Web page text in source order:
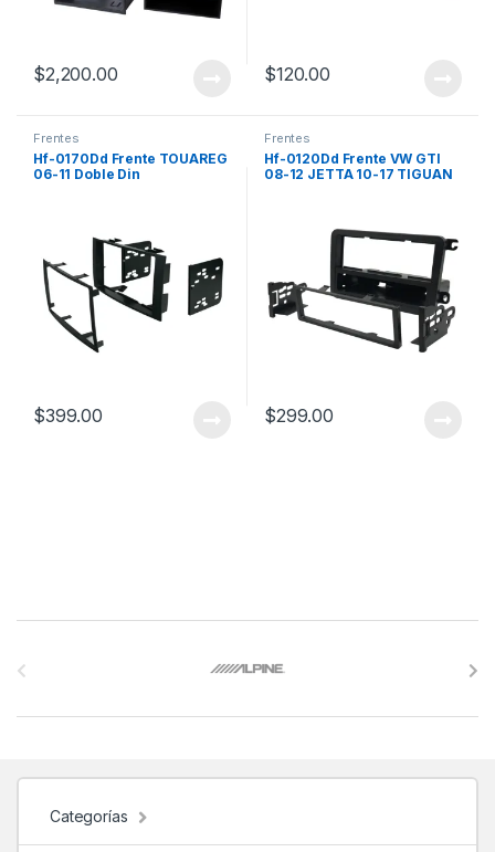
$2,200.00 $120.00
Frentes
Hf-0170Dd Frente TOUAREG
06-11 Doble Din
$399.00
Frentes
Hf-0120Dd Frente VW GTI
08-12 JETTA 10-17 TIGUAN
$299.00
Categorías